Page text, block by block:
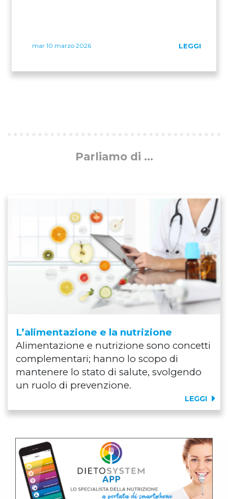
mar 10 marzo 2026 LEGGI
Parliamo di ...
L’alimentazione e la nutrizione
Alimentazione e nutrizione sono concetti
complementari; hanno lo scopo di
mantenere lo stato di salute, svolgendo
un ruolo di prevenzione.
LEGGI